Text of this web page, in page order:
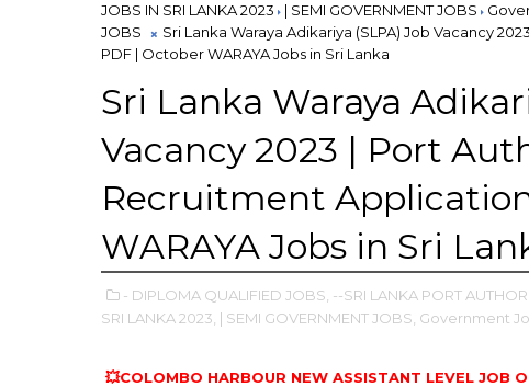
JOBS IN SRI LANKA 2023
| SEMI GOVERNMENT JOBS
JOBS
Sri Lanka Waraya Adikariya (SLPA) Job Vacancy
PDF | October WARAYA Jobs in Sri Lanka
Sri Lanka Waraya
Vacancy 2023 | Port
Recruitment
WARAYA Jobs in Sri
- DIPLOMA QUALIFIED JOBS, --SRI LANKA PORT
SRI LANKA 2023, | SEMI GOVERNMENT JOBS, Government
💥COLOMBO HARBOUR NEW ASSISTANT LEVEL JOB